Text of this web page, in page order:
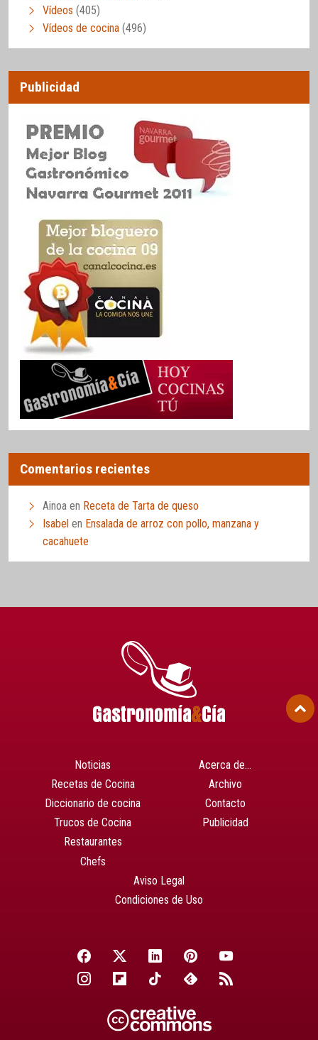
Vídeos (405)
Vídeos de cocina (496)
Publicidad
Comentarios recientes
Ainoa en Receta de Tarta de queso
Isabel en Ensalada de arroz con pollo, manzana y
cacahuete
Noticias
Recetas de Cocina
Diccionario de cocina
Trucos de Cocina
Restaurantes
Chefs
Acerca de…
Archivo
Contacto
Publicidad
Aviso Legal
Condiciones de Uso